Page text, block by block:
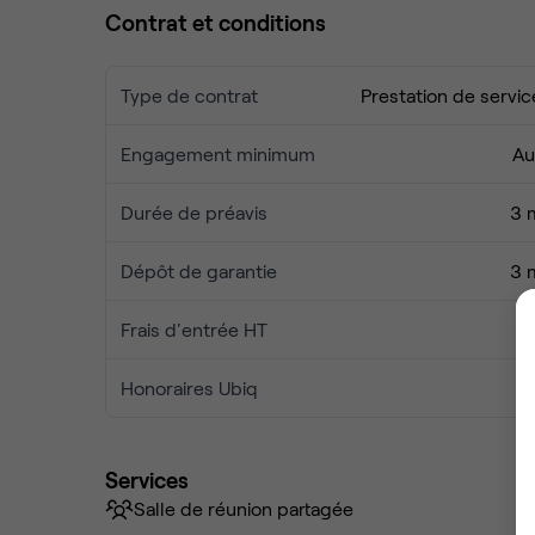
Contrat et conditions
Type de contrat Prestation de
Engagement minimum
Durée de préavis 3
Dépôt de garantie 3
Frais d'entrée HT
Honoraires Ubiq
Services
Salle de réunion partagée